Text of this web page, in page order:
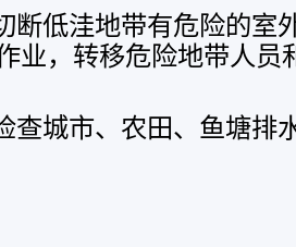
断低洼地带有危险的室
业，转移危险地带人员
查城市、农田、鱼塘排